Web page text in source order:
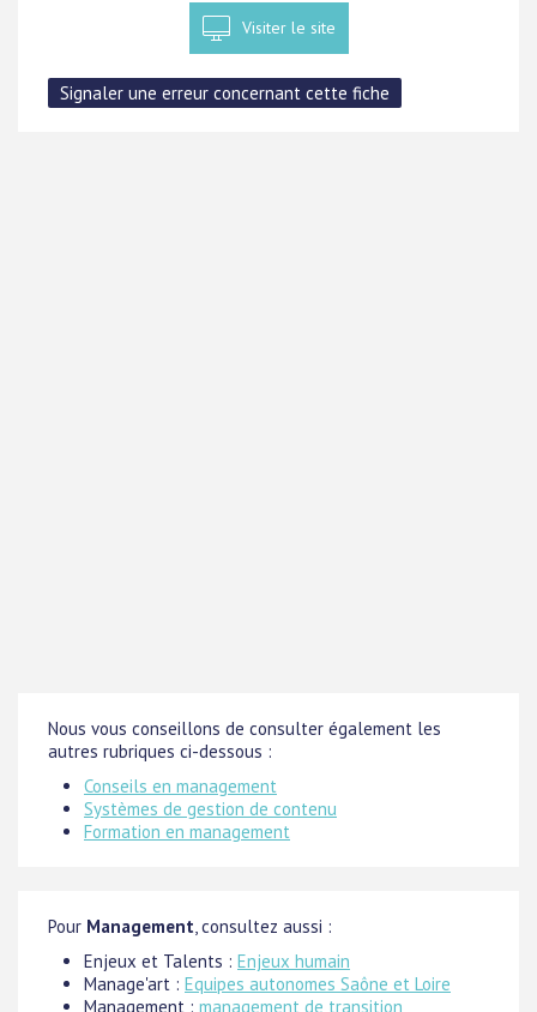
Visiter le site
Nous vous conseillons de consulter également les
autres rubriques ci-dessous :
Conseils en management
Systèmes de gestion de contenu
Formation en management
Pour Management, consultez aussi :
Enjeux et Talents : Enjeux humain
Manage'art : Equipes autonomes Saône et Loire
Management : management de transition